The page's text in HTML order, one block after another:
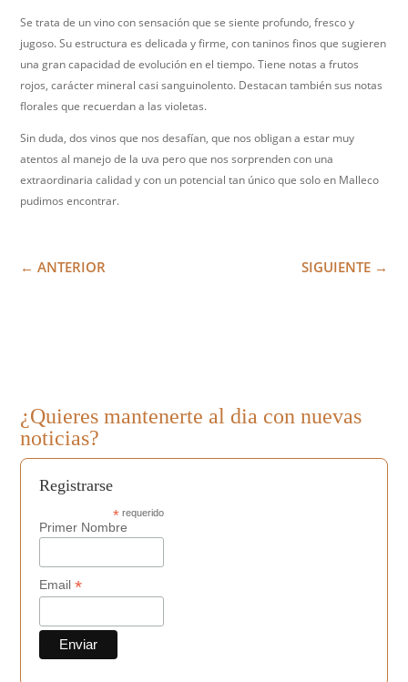
Se trata de un vino con sensación que se siente profundo, fresco y
jugoso. Su estructura es delicada y firme, con taninos finos que sugieren
una gran capacidad de evolución en el tiempo. Tiene notas a frutos
rojos, carácter mineral casi sanguinolento. Destacan también sus notas
florales que recuerdan a las violetas.
Sin duda, dos vinos que nos desafían, que nos obligan a estar muy
atentos al manejo de la uva pero que nos sorprenden con una
extraordinaria calidad y con un potencial tan único que solo en Malleco
pudimos encontrar.
←ANTERIOR SIGUIENTE→
¿Quieres mantenerte al dia con nuevas
noticias?
Registrarse
*requerido
Primer Nombre
Email*